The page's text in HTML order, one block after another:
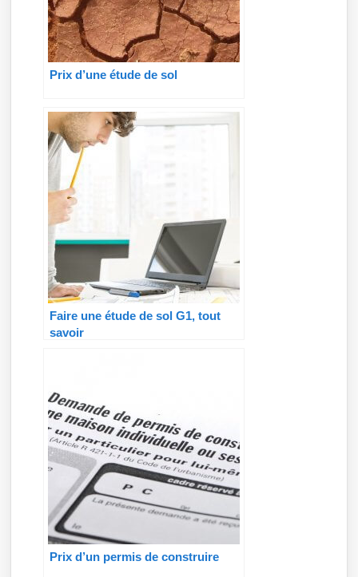
Prix d’une étude de sol
Faire une étude de sol G1, tout
savoir
Prix d’un permis de construire